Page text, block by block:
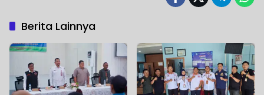
Berita Lainnya